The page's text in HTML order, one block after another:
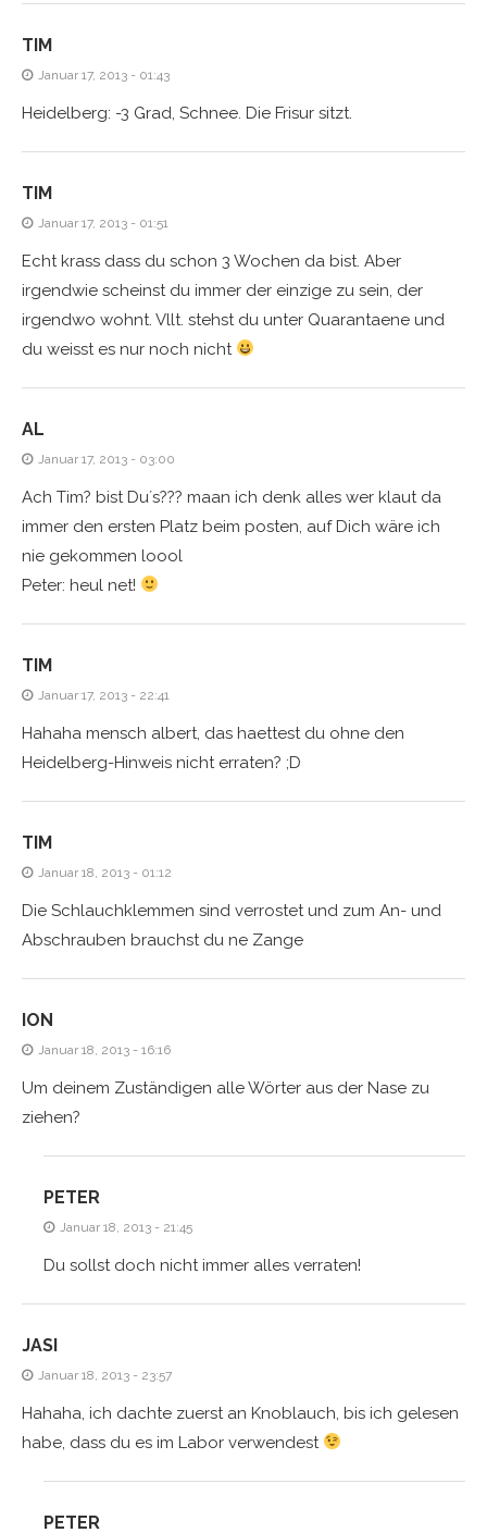
TIM
Januar 17, 2013 - 01:43
Heidelberg: -3 Grad, Schnee. Die Frisur sitzt.
TIM
Januar 17, 2013 - 01:51
Echt krass dass du schon 3 Wochen da bist. Aber
irgendwie scheinst du immer der einzige zu sein, der
irgendwo wohnt. Vllt. stehst du unter Quarantaene und
du weisst es nur noch nicht
AL
Januar 17, 2013 - 03:00
Ach Tim? bist Du´s??? maan ich denk alles wer klaut da
immer den ersten Platz beim posten, auf Dich wäre ich
nie gekommen loool
Peter: heul net!
TIM
Januar 17, 2013 - 22:41
Hahaha mensch albert, das haettest du ohne den
Heidelberg-Hinweis nicht erraten? ;D
TIM
Januar 18, 2013 - 01:12
Die Schlauchklemmen sind verrostet und zum An- und
Abschrauben brauchst du ne Zange
ION
Januar 18, 2013 - 16:16
Um deinem Zuständigen alle Wörter aus der Nase zu
ziehen?
PETER
Januar 18, 2013 - 21:45
Du sollst doch nicht immer alles verraten!
JASI
Januar 18, 2013 - 23:57
Hahaha, ich dachte zuerst an Knoblauch, bis ich gelesen
habe, dass du es im Labor verwendest
PETER